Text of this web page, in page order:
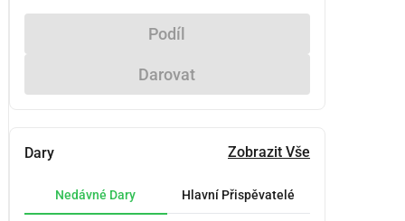
Podíl
Darovat
Dary Zobrazit Vše
Nedávné Dary Hlavní Přispěvatelé